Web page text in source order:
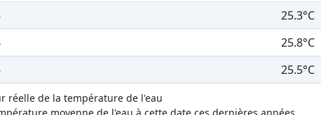
25.3°C
25.8°C
25.5°C
réelle de la température de l'eau